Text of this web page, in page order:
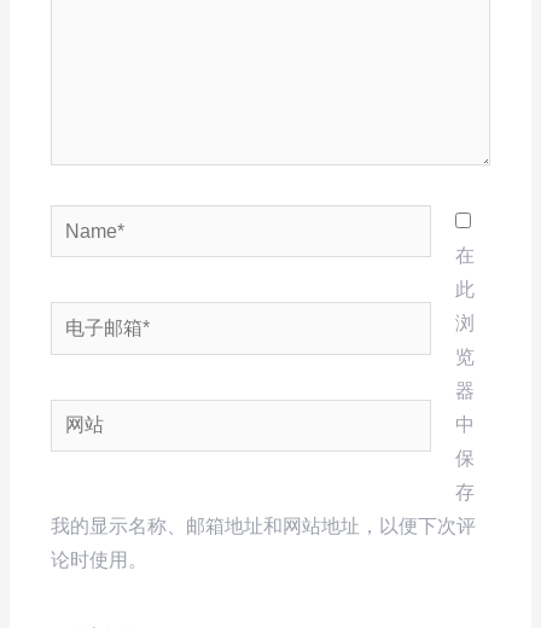
Name*
电
子
箱
*
网
站
在
此
浏
览
器
中
保
存
我的显示名称、邮箱地址和网站地址，以便下次评
论时使用。